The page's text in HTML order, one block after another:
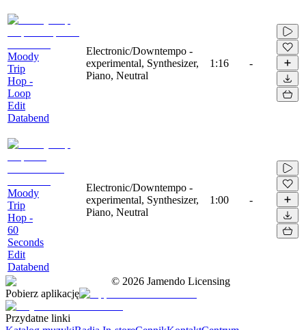
Moody
Trip
Hop -
Loop
Edit
Databend
Electronic/Downtempo -
experimental, Synthesizer,
Piano, Neutral
1:16 -
Moody
Trip
Hop -
60
Seconds
Edit
Databend
Electronic/Downtempo -
experimental, Synthesizer,
Piano, Neutral
1:00 -
© 2026 Jamendo Licensing
Pobierz aplikację
Przydatne linki